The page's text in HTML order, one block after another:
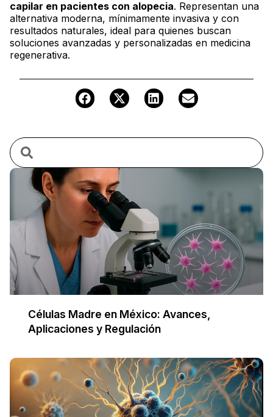
capilar en pacientes con alopecia. Representan una
alternativa moderna, mínimamente invasiva y con
resultados naturales, ideal para quienes buscan
soluciones avanzadas y personalizadas en medicina
regenerativa.
Células Madre en México: Avances,
Aplicaciones y Regulación